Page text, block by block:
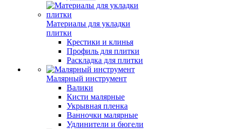
Материалы для укладки
плитки
Крестики и клинья
Профиль для плитки
Раскладка для плитки
Малярный инструмент
Валики
Кисти малярные
Укрывная пленка
Ванночки малярные
Удлинители и бюгели